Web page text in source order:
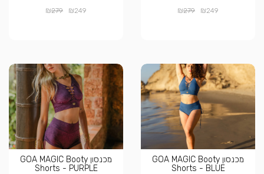
₪249
₪279
₪249
₪279
מכנסון GOA MAGIC Booty
Shorts - BLUE
מכנסון GOA MAGIC Booty
Shorts - PURPLE